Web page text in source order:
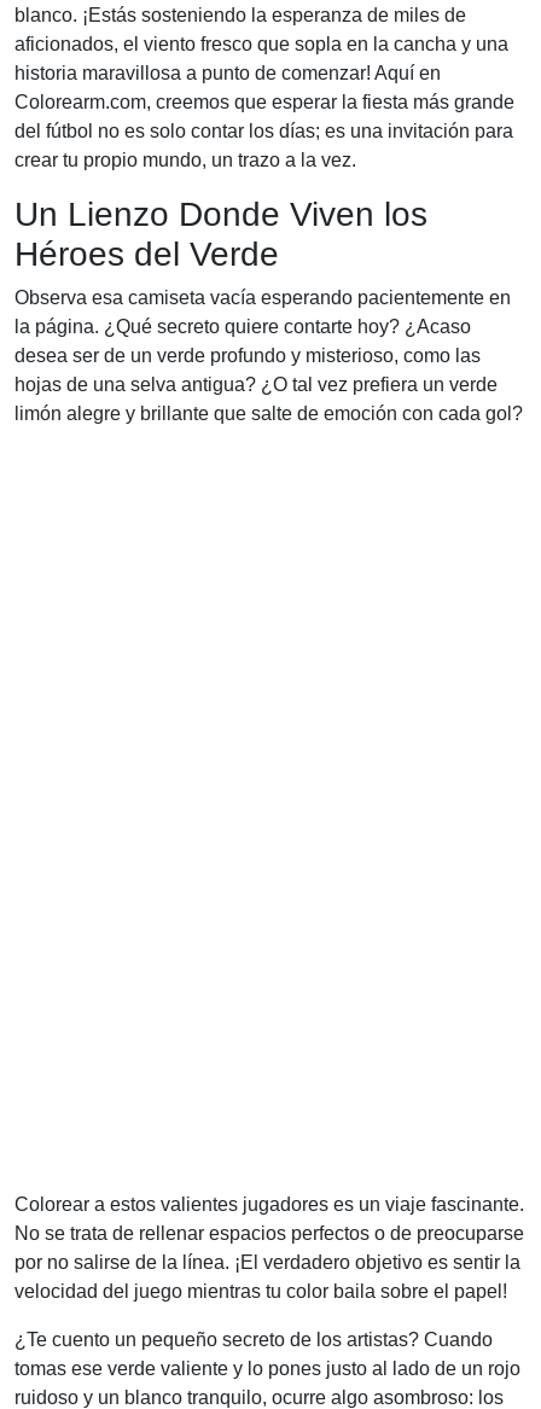
blanco. ¡Estás sosteniendo la esperanza de miles de
aficionados, el viento fresco que sopla en la cancha y una
historia maravillosa a punto de comenzar! Aquí en
Colorearm.com, creemos que esperar la fiesta más grande
del fútbol no es solo contar los días; es una invitación para
crear tu propio mundo, un trazo a la vez.
Un Lienzo Donde Viven los
Héroes del Verde
Observa esa camiseta vacía esperando pacientemente en
la página. ¿Qué secreto quiere contarte hoy? ¿Acaso
desea ser de un verde profundo y misterioso, como las
hojas de una selva antigua? ¿O tal vez prefiera un verde
limón alegre y brillante que salte de emoción con cada gol?
Colorear a estos valientes jugadores es un viaje fascinante.
No se trata de rellenar espacios perfectos o de preocuparse
por no salirse de la línea. ¡El verdadero objetivo es sentir la
velocidad del juego mientras tu color baila sobre el papel!
¿Te cuento un pequeño secreto de los artistas? Cuando
tomas ese verde valiente y lo pones justo al lado de un rojo
ruidoso y un blanco tranquilo, ocurre algo asombroso: los